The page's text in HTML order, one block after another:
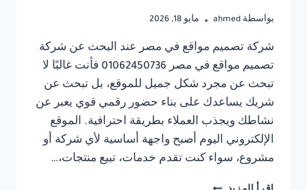
بواسطة ahmed مايو 18, 2026
شركة تصميم مواقع في مصر عند البحث عن شركة
تصميم مواقع في مصر 01062450736 فأنت غالبًا لا
تبحث عن مجرد شكل جميل للموقع، بل تبحث عن
شريك يساعدك على بناء حضور رقمي قوي يعبر عن
نشاطك ويجذب العملاء بطريقة احترافية. الموقع
الإلكتروني اليوم أصبح واجهة أساسية لأي شركة أو
مشروع، سواء كنت تقدم خدمات، تبيع منتجات،…
شركة